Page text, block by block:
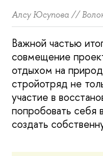
Алсу Юсупова //
Важной частью
совмещение
отдыхом на
стройотряд не
участие в
попробовать
создать